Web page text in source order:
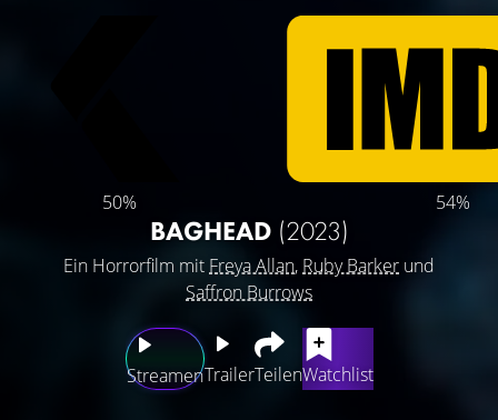
50% 54%
BAGHEAD (2023)
Ein Horrorfilm mit Freya Allan, Ruby Barker und
Saffron Burrows
StreamenTrailerTeilenWatchlist